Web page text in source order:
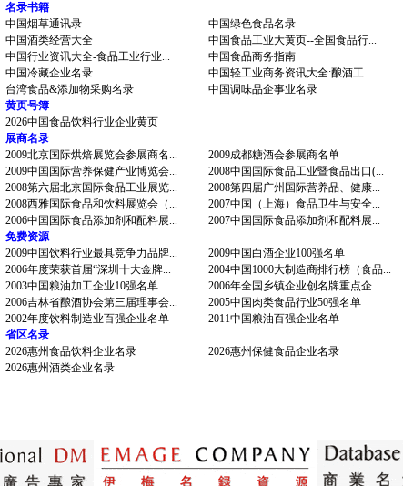
名录书籍
中国烟草通讯录
中国绿色食品名录
中国酒类经营大全
中国食品工业大黄页--全国食品行...
中国行业资讯大全-食品工业行业...
中国食品商务指南
中国冷藏企业名录
中国轻工业商务资讯大全:酿酒工...
台湾食品&添加物采购名录
中国调味品企事业名录
黄页号簿
2026中国食品饮料行业企业黄页
展商名录
2009北京国际烘焙展览会参展商名...
2009成都糖酒会参展商名单
2009中国国际营养保健产业博览会...
2008中国国际食品工业暨食品出口(...
2008第六届北京国际食品工业展览...
2008第四届广州国际营养品、健康...
2008西雅国际食品和饮料展览会（...
2007中国（上海）食品卫生与安全...
2006中国国际食品添加剂和配料展...
2007中国国际食品添加剂和配料展...
免费资源
2009中国饮料行业最具竞争力品牌...
2009中国白酒企业100强名单
2006年度荣获首届“深圳十大金牌...
2004中国1000大制造商排行榜（食品...
2003中国粮油加工企业10强名单
2006年全国乡镇企业创名牌重点企...
2006吉林省酿酒协会第三届理事会...
2005中国肉类食品行业50强名单
2002年度饮料制造业百强企业名单
2011中国粮油百强企业名单
省区名录
2026惠州食品饮料企业名录
2026惠州保健食品企业名录
2026惠州酒类企业名录